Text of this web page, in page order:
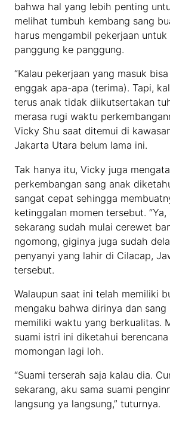
bahwa hal yang lebih penting
melihat tumbuh kembang sang
harus mengambil pekerjaan
panggung ke panggung.
“Kalau pekerjaan yang masuk
enggak apa-apa (terima). Tapi,
terus anak tidak diikutsertakan
merasa rugi waktu
Vicky Shu saat ditemui di
Jakarta Utara belum lama ini.
Tak hanya itu, Vicky juga
perkembangan sang anak
sangat cepat sehingga
ketinggalan momen tersebut.
sekarang sudah mulai cerewet
ngomong, giginya juga sudah
penyanyi yang lahir di Cilacap,
tersebut.
Walaupun saat ini telah memiliki
mengaku bahwa dirinya dan
memiliki waktu yang berkualitas.
suami istri ini diketahui
momongan lagi loh.
“Suami terserah saja kalau dia.
sekarang, aku sama suami
langsung ya langsung,” tuturnya.